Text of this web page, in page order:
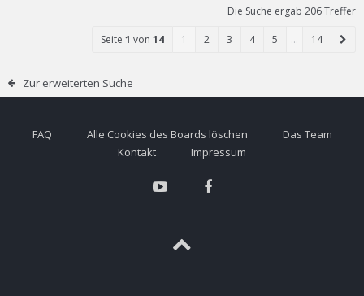
Die Suche ergab 206 Treffer
Seite 1 von 14 1 2 3 4 5 … 14
Zur erweiterten Suche
FAQ Alle Cookies des Boards löschen
Das Team
Kontakt
Impressum